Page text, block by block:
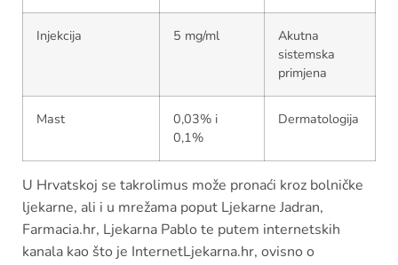
Injekcija 5 mg/ml
Akutna
sistemska
primjena
Mast
0,03% i
0,1%
Dermatologija
U Hrvatskoj se takrolimus može pronaći kroz bolničke
ljekarne, ali i u mrežama poput Ljekarne Jadran,
Farmacia.hr, Ljekarna Pablo te putem internetskih
kanala kao što je InternetLjekarna.hr, ovisno o